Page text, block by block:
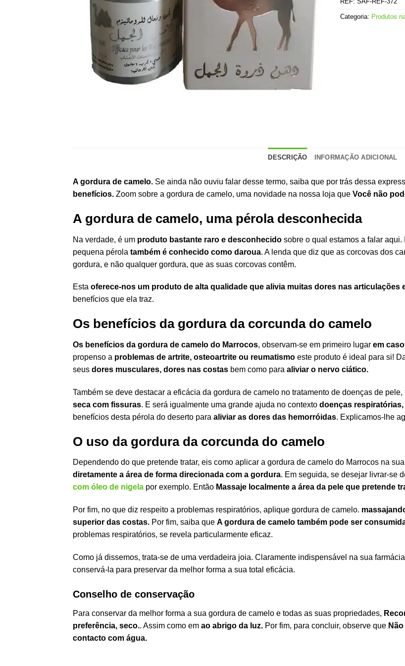
Categoria: Produtos
DESCRIÇÃO INFORMAÇÃO ADICIONAL
A gordura de camelo. Se ainda não ouviu falar desse termo, saiba que por trás dessa
benefícios. Zoom sobre a gordura de camelo, uma novidade na nossa loja que Você não
A gordura de camelo, uma pérola desconhecida
Na verdade, é um produto bastante raro e desconhecido sobre o qual estamos a falar aqui.
pequena pérola também é conhecido como daroua. A lenda que diz que as corcovas dos
gordura, e não qualquer gordura, que as suas corcovas contêm.
Esta oferece-nos um produto de alta qualidade que alivia muitas dores nas articulações
benefícios que ela traz.
Os benefícios da gordura da corcunda do camelo
Os benefícios da gordura de camelo do Marrocos, observam-se em primeiro lugar em
propenso a problemas de artrite, osteoartrite ou reumatismo este produto é ideal para si!
seus dores musculares, dores nas costas bem como para aliviar o nervo ciático.
Também se deve destacar a eficácia da gordura de camelo no tratamento de doenças de pele,
seca com fissuras. E será igualmente uma grande ajuda no contexto doenças
benefícios desta pérola do deserto para aliviar as dores das hemorróidas. Explicamos-lhe
O uso da gordura da corcunda do camelo
Dependendo do que pretende tratar, eis como aplicar a gordura de camelo do Marrocos na
diretamente a área de forma direcionada com a gordura. Em seguida, se desejar livrar-se
com óleo de nigela por exemplo. Então Massaje localmente a área da pele que pretende
Por fim, no que diz respeito a problemas respiratórios, aplique gordura de camelo.
superior das costas. Por fim, saiba que A gordura de camelo também pode ser
problemas respiratórios, se revela particularmente eficaz.
Como já dissemos, trata-se de uma verdadeira joia. Claramente indispensável na sua
conservá-la para preservar da melhor forma a sua total eficácia.
Conselho de conservação
Para conservar da melhor forma a sua gordura de camelo e todas as suas propriedades,
preferência, seco.. Assim como em ao abrigo da luz. Por fim, para concluir, observe que
contacto com água.